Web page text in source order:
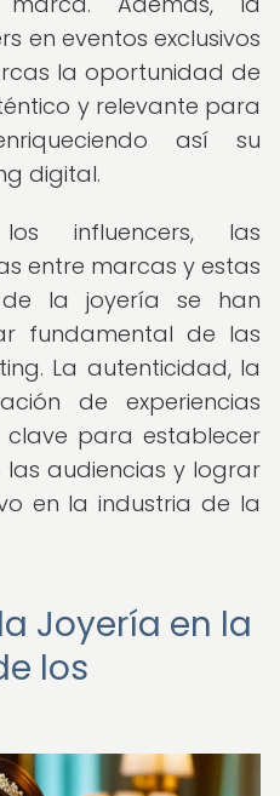
en eventos exclusivos
la oportunidad de
y relevante para
así su
digital.
influencers, las
entre marcas y estas
la joyería se han
fundamental de las
La autenticidad, la
de experiencias
clave para establecer
las audiencias y lograr
en la industria de la
Joyería en la
los